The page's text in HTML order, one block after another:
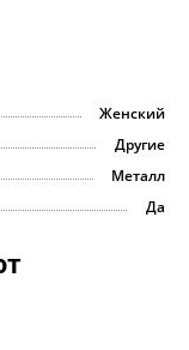
Женский
Другие
Металл
Да